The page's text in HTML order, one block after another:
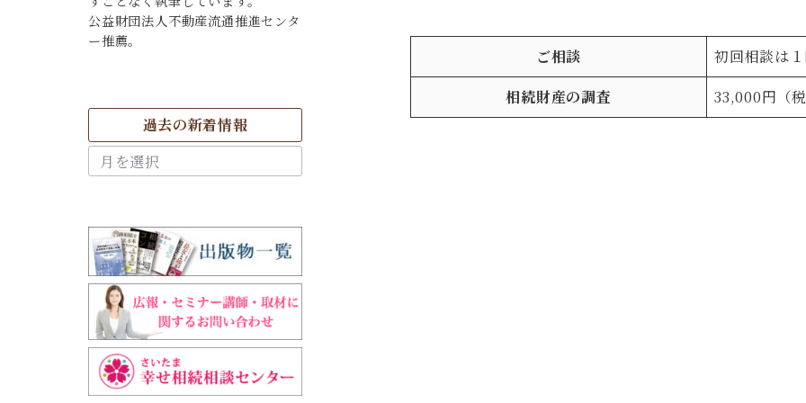
ご相談
初回相談は
相続財産の調査
33,000円（
公益財団法人不動産流通推進センタ
ー推薦。
過去の新着情報
去
情
報